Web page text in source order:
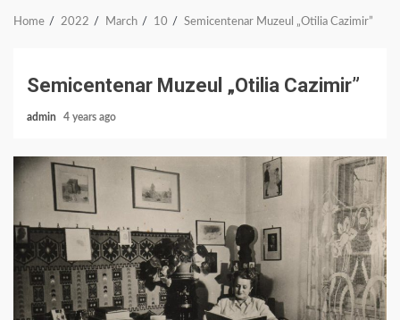
Home 2022 March 10 Semicentenar Muzeul „Otilia Cazimir”
Semicentenar Muzeul „Otilia Cazimir”
admin 4 years ago